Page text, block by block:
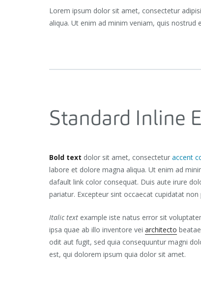
Lorem ipsum dolor sit amet, consectetur
aliqua. Ut enim ad minim veniam, quis
Standard Inline
Bold text dolor sit amet, consectetur accent
labore et dolore magna aliqua. Ut enim ad
dafault link color consequat. Duis aute irure
pariatur. Excepteur sint occaecat cupidatat
Italic text example iste natus error sit
ipsa quae ab illo inventore vei architecto
odit aut fugit, sed quia consequuntur magni
est, qui dolorem ipsum quia dolor sit amet.